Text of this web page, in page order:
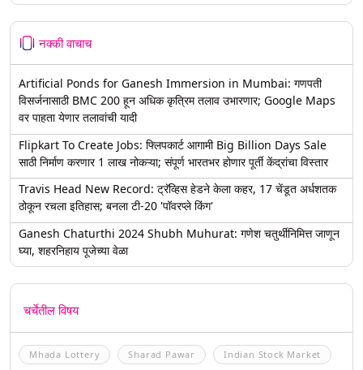
नक्की वाचाच
Artificial Ponds for Ganesh Immersion in Mumbai: गणपती
विसर्जनासाठी BMC 200 हून अधिक कृत्रिम तलाव उभारणार; Google Maps
वर पाहता येणार तलावांची यादी
Flipkart To Create Jobs: फ्लिपकार्ट आगामी Big Billion Days Sale
साठी निर्माण करणार 1 लाख नोकऱ्या; संपूर्ण भारतभर होणार पूर्ती केंद्रांचा विस्तार
Travis Head New Record: ट्रॅव्हिस हेडने केला कहर, 17 चेंडूत अर्धशतक
ठोकून रचला इतिहास; बनला टी-20 'पॉवरप्ले किंग'
Ganesh Chaturthi 2024 Shubh Muhurat: गणेश चतुर्थीनिमित्त जाणून
घ्या, शहरनिहाय पूजेच्या वेळा
चर्चेतील विषय
Mhada Lottery Sharad Pawar Indian Stock Market